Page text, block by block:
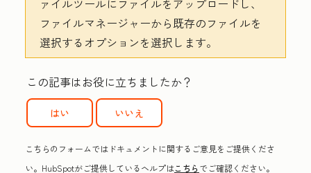
ァイルツールにファイルをアップロードし、
ファイルマネージャーから既存のファイルを
選択するオプションを選択します。
この記事はお役に立ちましたか？
はい いいえ
こちらのフォームではドキュメントに関するご意見をご提供くださ
い。HubSpotがご提供しているヘルプはこちらでご確認ください。